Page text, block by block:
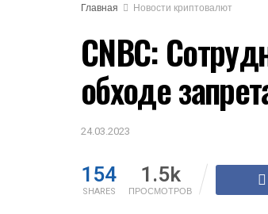
Главная
Новости криптовалют
CNBC:
обходе
24.03.2023
154
SHARES
1.5k
ПРОСМОТРОВ